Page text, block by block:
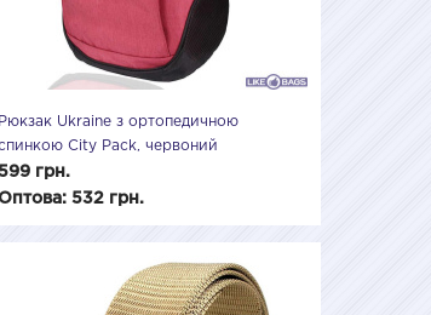
Рюкзак Ukraine з ортопедичною
City Pack, червоний
грн.
532 грн.